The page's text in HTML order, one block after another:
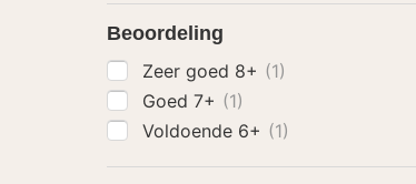
Beoordeling
Zeer goed 8+ (1)
Goed 7+ (1)
Voldoende 6+ (1)